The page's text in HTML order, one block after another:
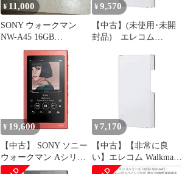
¥ 11,000
SONY ウォークマン
NW-A45 16GB
WALKMAN NW-A45HN
¥ 9,570
【中古】(未使用･未開
封品) エレコム
カーボネート素材 傷に
強く丈夫 クリア AVS-
¥ 19,600
【中古】 SONY ソニー
ウォークマン Aシリー
ズ 16GB NW-A45
¥ 7,170
【中古】【非常に良
い】エレコム Walkman
A ハード ポリカーボネ